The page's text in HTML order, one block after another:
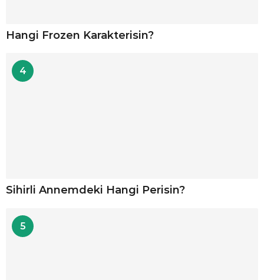
Hangi Frozen Karakterisin?
4
Sihirli Annemdeki Hangi Perisin?
5